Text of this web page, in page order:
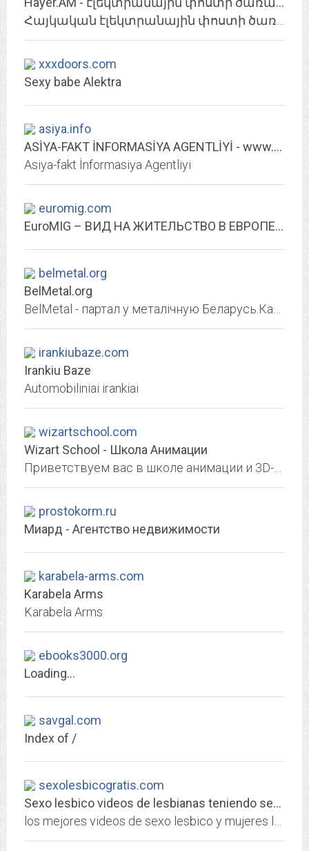
xxxdoors.com
Sexy babe Alektra
asiya.info
ASİYA-FAKT İNFORMASİYA AGENTLİYİ - www.afia.az
Asiya-fakt İnformasiya Agentliyi
euromig.com
EuroMIG – ВИД НА ЖИТЕЛЬСТВО В ЕВРОПЕ – RESIDENCE PERMIT IN EUROPE «...
belmetal.org
BelMetal.org
irankiubaze.com
Irankiu Baze
Automobiliniai irankiai
wizartschool.com
Wizart School - Школа Анимации
prostokorm.ru
Миард - Агентство недвижимости
karabela-arms.com
Karabela Arms
Karabela Arms
ebooks3000.org
Loading...
savgal.com
Index of /
sexolesbicogratis.com
Sexo lesbico videos de lesbianas teniendo sexo porno lesbico